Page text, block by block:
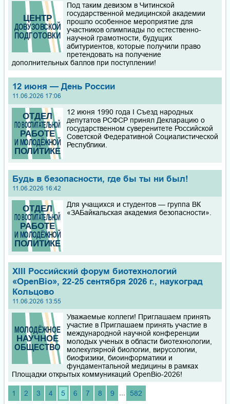
Под таким девизом в Читинской
государственной медицинской академии
прошло особенное мероприятие для
участников олимпиады по естественно-
научной грамотности, будущих
абитуриентов, которые получили право
претендовать на получение
дополнительных баллов при поступлении!
12 июня — День России
11.06.2026 17:06
12 июня 1990 года I Съезд народных
депутатов РСФСР принял Декларацию о
государственном суверенитете Российской
Советской Федеративной Социалистической
Республики.
Будь в безопасности, где бы ты ни был!
11.06.2026 16:42
Для учащихся и студентов — группа ВК
«ЗАБайкальская академия безопасности».
XIII Российский форум биотехнологий
«OpenBio», 22-25 сентября 2026 г., наукоград
Кольцово
11.06.2026 13:55
Уважаемые коллеги! Приглашаем принять
участие в Приглашаем принять участие в
международной научной конференции
молодых ученых в области биотехнологии,
молекулярной биологии, вирусологии,
биофизики, биоинформатики и
фундаментальной медицины в рамках
Площадки открытых коммуникаций OpenBio-2026!
1 2 3 4 5 6 7 8 9 ... 582